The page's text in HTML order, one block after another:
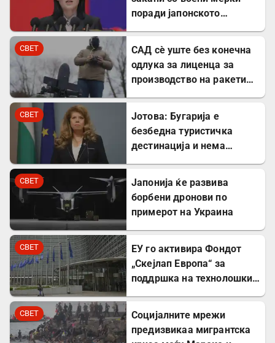
поради јапонското
СВЕТ
САД сè уште без конечна
одлука за лиценца за
производство на ракети
СВЕТ
Јотова: Бугарија е
безбедна туристичка
дестинација и нема
СВЕТ
Јапонија ќе развива
борбени дронови по
примерот на Украина
СВЕТ
ЕУ го активира Фондот
„Скејлап Европа“ за
поддршка на технолошки
СВЕТ
Социјалните мрежи
предизвикаа мигрантска